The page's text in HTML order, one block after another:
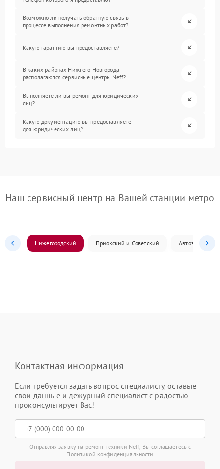
Возможно ли получать обратную связь в
процессе выполнения ремонтных работ?
Какую гарантию вы предоставляете?
В каких районах Нижнего Новгорода
располагаются сервисные центры Neff?
Выполняете ли вы ремонт для юридических
лиц?
Какую документацию вы предоставляете
для юридических лиц?
Наш сервисный центр на Вашей станции метро
Нижегородский Приокский и Советский Автозаводский
Контактная информация
Если требуется задать вопрос специалисту, оставьте
свои данные и дежурный специалист с радостью
проконсультирует Вас!
Отправляя заявку на ремонт техники Neff, Вы соглашаетесь с
Политикой конфиденциальности